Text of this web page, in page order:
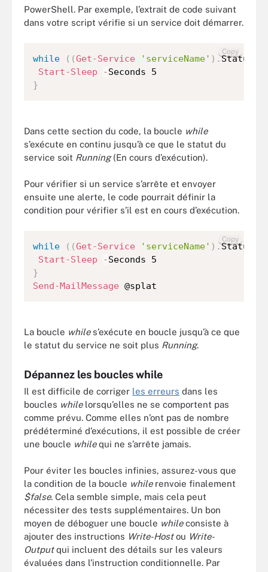
PowerShell. Par exemple, l’extrait de code suivant
dans votre script vérifie si un service doit démarrer.
while ( (Get-Service 'serviceName' ) .Status
Start-Sleep
-
}
Copy
Dans cette section du code, la boucle while
s’exécute en continu jusqu’à ce que le statut du
service soit Running(En cours d’exécution).
Pour vérifier si un service s’arrête et envoyer
ensuite une alerte, le code pourrait définir la
condition pour vérifier s’il est en cours d’exécution.
while ( (Get-Service 'serviceName' ) .Status
Start-Sleep
-
}
Send-MailMessage @splat
Copy
La boucle whiles’exécute en boucle jusqu’à ce que
le statut du service ne soit plus Running.
Dépannez les boucles while
Il est difficile de corriger les erreurs dans les
boucles whilelorsqu’elles ne se comportent pas
comme prévu. Comme elles n’ont pas de nombre
prédéterminé d’exécutions, il est possible de créer
une boucle whilequi ne s’arrête jamais.
Pour éviter les boucles infinies, assurez-vous que
la condition de la boucle while renvoie finalement
$false. Cela semble simple, mais cela peut
nécessiter des tests supplémentaires. Un bon
moyen de déboguer une boucle whileconsiste à
ajouter des instructions Write-Hostou Write-
Outputqui incluent des détails sur les valeurs
évaluées dans l’instruction conditionnelle. Par